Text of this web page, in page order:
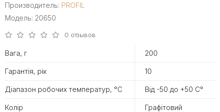
Производитель: PROFIL
Модель: 20650
0 отзывов
Вага, г 200
Гарантія, рік 10
Діапазон робочих температур, °С Від -50 до +50 С°
Колір Графітовий